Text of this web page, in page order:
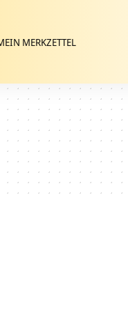
MERKZETTEL